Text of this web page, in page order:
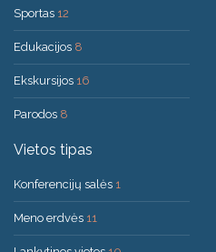
Sportas 12
Edukacijos 8
Ekskursijos 16
Parodos 8
Vietos tipas
Konferencijų salės 1
Meno erdvės 11